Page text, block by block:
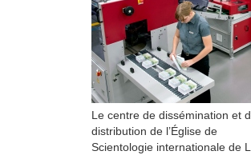
Le centre de dissémination et
distribution de l’Église de
Scientologie internationale de